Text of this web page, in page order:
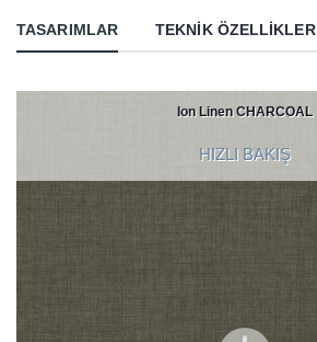
TASARIMLAR TEKNIK ÖZELLIKLER
Ion Linen CHARCOAL
HIZLI BAKIŞ